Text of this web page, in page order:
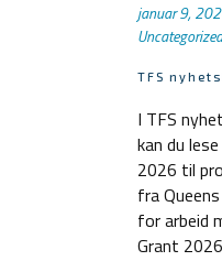
januar 9,
TFS
I TFS
kan du
2026 til
fra
for arbeid
Grant 2026